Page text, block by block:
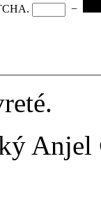
−
Anjel